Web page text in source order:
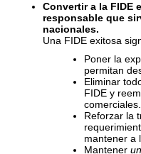
Convertir a la FIDE
responsable que
nacionales.
Una FIDE exitosa
Poner la
permitan
Eliminar
FIDE y
comerciales.
Reforzar la
mantener a
Mantener